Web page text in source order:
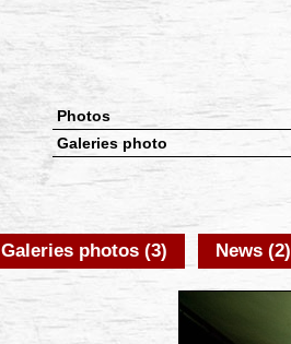
Photos
Galeries photo
Galeries photos (3) News (2)